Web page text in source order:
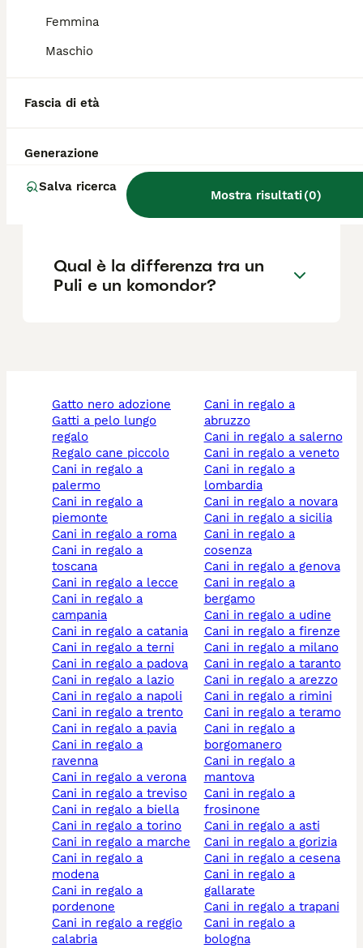
Femmina
Maschio
Fascia di età
Generazione
Salva ricerca
Mostra risultati(0)
Puli?
Quali sono le caratteristiche
del cane Puli?
Qual è la differenza tra un
Puli e un komondor?
gatto nero adozione
gatti a pelo lungo
regalo
regalo cane piccolo
cani in regalo a
palermo
cani in regalo a
piemonte
cani in regalo a roma
cani in regalo a
toscana
cani in regalo a lecce
cani in regalo a
campania
cani in regalo a catania
cani in regalo a terni
cani in regalo a padova
cani in regalo a lazio
cani in regalo a napoli
cani in regalo a trento
cani in regalo a pavia
cani in regalo a
ravenna
cani in regalo a verona
cani in regalo a treviso
cani in regalo a biella
cani in regalo a torino
cani in regalo a marche
cani in regalo a
modena
cani in regalo a
pordenone
cani in regalo a reggio
calabria
cani in regalo a
abruzzo
cani in regalo a salerno
cani in regalo a veneto
cani in regalo a
lombardia
cani in regalo a novara
cani in regalo a sicilia
cani in regalo a
cosenza
cani in regalo a genova
cani in regalo a
bergamo
cani in regalo a udine
cani in regalo a firenze
cani in regalo a milano
cani in regalo a taranto
cani in regalo a arezzo
cani in regalo a rimini
cani in regalo a teramo
cani in regalo a
borgomanero
cani in regalo a
mantova
cani in regalo a
frosinone
cani in regalo a asti
cani in regalo a gorizia
cani in regalo a cesena
cani in regalo a
gallarate
cani in regalo a trapani
cani in regalo a
bologna